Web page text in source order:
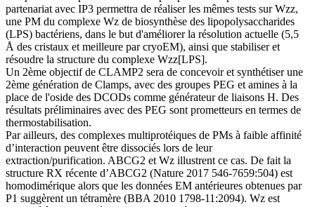
partenariat avec IP3 permettra de réaliser les mêmes tests sur Wzz,
une PM du complexe Wz de biosynthèse des lipopolysaccharides
(LPS) bactériens, dans le but d'améliorer la résolution actuelle (5,5
Å des cristaux et meilleure par cryoEM), ainsi que stabiliser et
résoudre la structure du complexe Wzz[LPS].
Un 2ème objectif de CLAMP2 sera de concevoir et synthétiser une
2ème génération de Clamps, avec des groupes PEG et amines à la
place de l'oside des DCODs comme générateur de liaisons H. Des
résultats préliminaires avec des PEG sont prometteurs en termes de
thermostabilisation.
Par ailleurs, des complexes multiprotéiques de PMs à faible affinité
d’interaction peuvent être dissociés lors de leur
extraction/purification. ABCG2 et Wz illustrent ce cas. De fait la
structure RX récente d’ABCG2 (Nature 2017 546-7659:504) est
homodimérique alors que les données EM antérieures obtenues par
P1 suggèrent un tétramère (BBA 2010 1798-11:2094). Wz est